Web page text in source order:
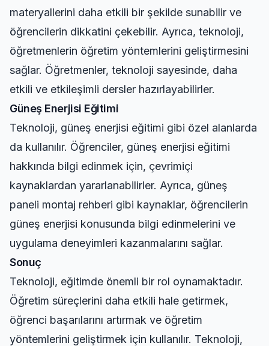
materyallerini daha etkili bir şekilde sunabilir ve
öğrencilerin dikkatini çekebilir. Ayrıca, teknoloji,
öğretmenlerin öğretim yöntemlerini geliştirmesini
sağlar. Öğretmenler, teknoloji sayesinde, daha
etkili ve etkileşimli dersler hazırlayabilirler.
Güneş Enerjisi Eğitimi
Teknoloji, güneş enerjisi eğitimi gibi özel alanlarda
da kullanılır. Öğrenciler, güneş enerjisi eğitimi
hakkında bilgi edinmek için, çevrimiçi
kaynaklardan yararlanabilirler. Ayrıca, güneş
paneli montaj rehberi gibi kaynaklar, öğrencilerin
güneş enerjisi konusunda bilgi edinmelerini ve
uygulama deneyimleri kazanmalarını sağlar.
Sonuç
Teknoloji, eğitimde önemli bir rol oynamaktadır.
Öğretim süreçlerini daha etkili hale getirmek,
öğrenci başarılarını artırmak ve öğretim
yöntemlerini geliştirmek için kullanılır. Teknoloji,